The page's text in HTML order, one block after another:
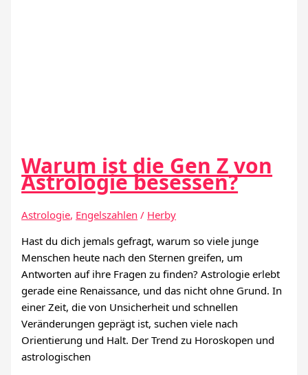
Warum ist die Gen Z von
Astrologie besessen?
Astrologie, Engelszahlen / Herby
Hast du dich jemals gefragt, warum so viele junge
Menschen heute nach den Sternen greifen, um
Antworten auf ihre Fragen zu finden? Astrologie erlebt
gerade eine Renaissance, und das nicht ohne Grund. In
einer Zeit, die von Unsicherheit und schnellen
Veränderungen geprägt ist, suchen viele nach
Orientierung und Halt. Der Trend zu Horoskopen und
astrologischen